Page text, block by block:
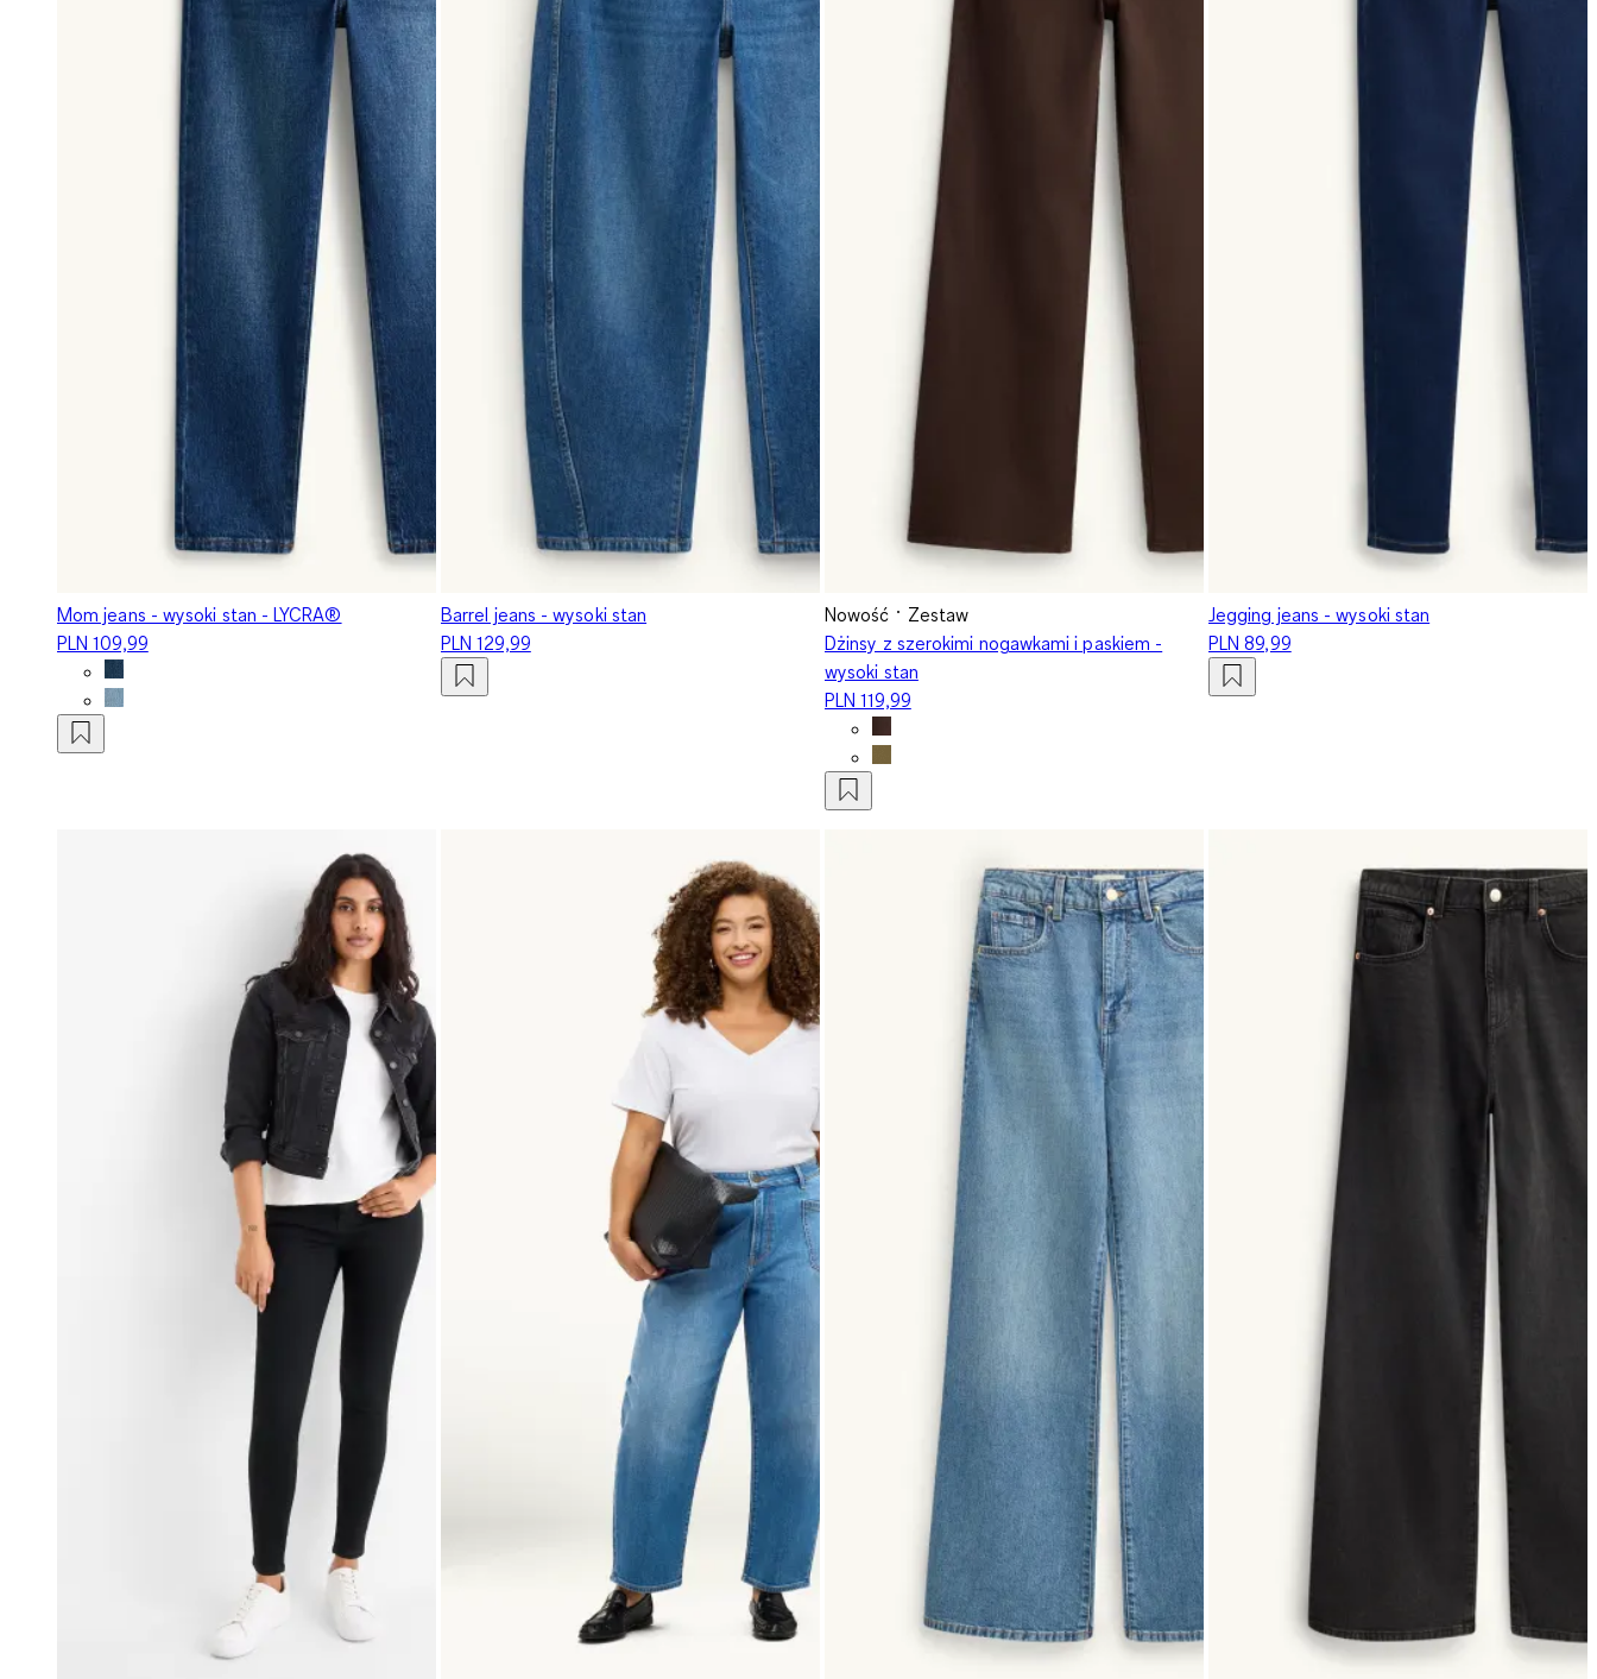
Mom jeans - wysoki stan - LYCRA®
PLN 109,99
Barrel jeans - wysoki stan
PLN 129,99
Nowość
Zestaw
Dżinsy z szerokimi nogawkami i paskiem -
wysoki stan
PLN 119,99
Jegging jeans - wysoki stan
PLN 89,99